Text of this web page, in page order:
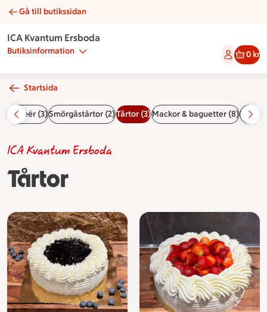
Tårtor | Catering ICA Kvantum Ersboda
Gå till butikssidan
ICA Kvantum Ersboda
Butiksinformation 0 kr
Startsida
Buffeér (3)Smörgåstårtor (2)Tårtor (3)Mackor & baguetter (8)Wraps
Tårtor
ICA Kvantum Ersboda